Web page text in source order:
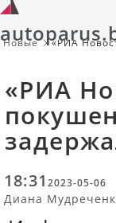
Новые
«РИА
«РИА
18:31 2023-05-06
Диана